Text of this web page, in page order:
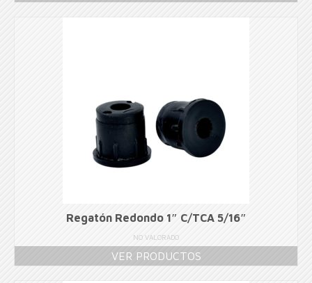
Regatón Redondo 1″ C/TCA 5/16″
NO VALORADO
VER PRODUCTOS